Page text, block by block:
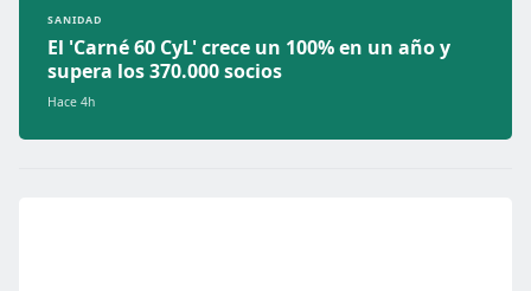
SANIDAD
El 'Carné 60 CyL' crece un 100% en un año y
supera los 370.000 socios
Hace 4h